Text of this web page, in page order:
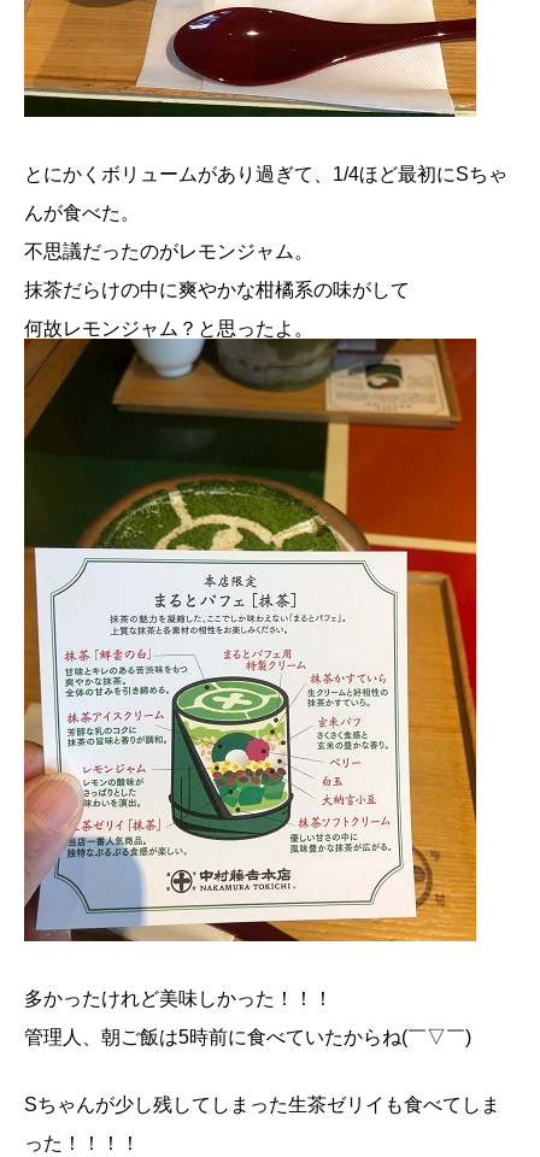
とにかくボリュームがあり過ぎて、1/4ほど最初にSちゃ
んが食べた。
不思議だったのがレモンジャム。
抹茶だらけの中に爽やかな柑橘系の味がして
何故レモンジャム？と思ったよ。
多かったけれど美味しかった！！！
管理人、朝ご飯は5時前に食べていたからね(￣▽￣)
Sちゃんが少し残してしまった生茶ゼリイも食べてしま
った！！！！